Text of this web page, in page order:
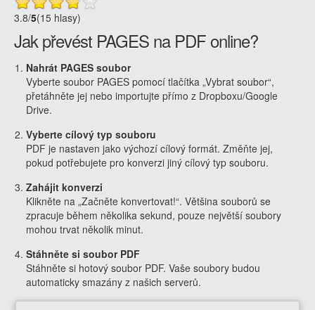
3.8/5(15 hlasy)
Jak převést PAGES na PDF online?
Nahrát PAGES soubor
Vyberte soubor PAGES pomocí tlačítka „Vybrat soubor“,
přetáhněte jej nebo importujte přímo z Dropboxu/Google
Drive.
Vyberte cílový typ souboru
PDF je nastaven jako výchozí cílový formát. Změňte jej,
pokud potřebujete pro konverzi jiný cílový typ souboru.
Zahájit konverzi
Klikněte na „Začněte konvertovat!“. Většina souborů se
zpracuje během několika sekund, pouze největší soubory
mohou trvat několik minut.
Stáhněte si soubor PDF
Stáhněte si hotový soubor PDF. Vaše soubory budou
automaticky smazány z našich serverů.